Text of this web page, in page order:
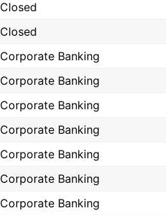
Closed
Closed
Corporate Banking
Corporate Banking
Corporate Banking
Corporate Banking
Corporate Banking
Corporate Banking
Corporate Banking